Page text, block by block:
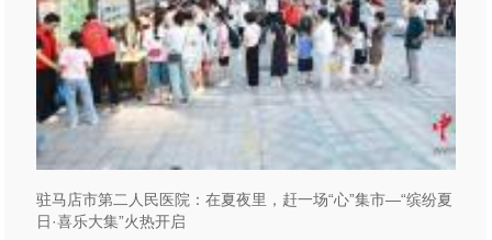
驻马店市第二人民医院：在夏夜里，赶一场“心”集市—“缤纷夏
日·喜乐大集”火热开启